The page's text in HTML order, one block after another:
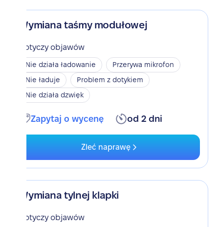
Wymiana taśmy modułowej
Dotyczy objawów
Nie działa ładowanie
Przerywa mikrofon
Nie ładuje
Problem z dotykiem
Nie działa dzwięk
Zapytaj o wycenę od 2 dni
Zleć naprawę
Wymiana tylnej klapki
Dotyczy objawów